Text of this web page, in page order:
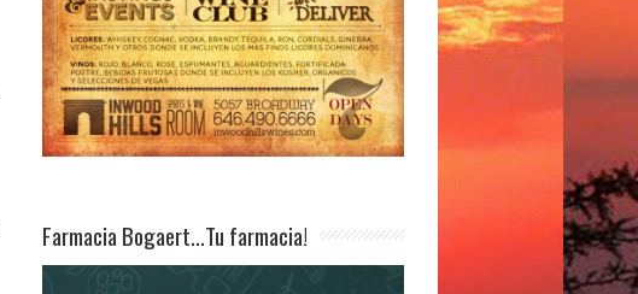
Farmacia Bogaert…Tu farmacia!